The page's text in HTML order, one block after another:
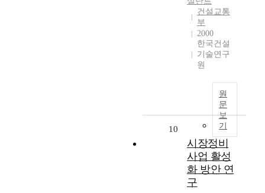
건설교통
부
2000
한국건설
기술연구
원
원
문
보
기
10
시장정비
사업 활성
화 방안 연
구